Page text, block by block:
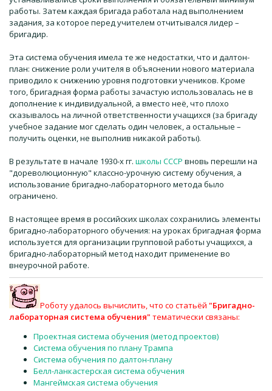
работы. Затем каждая бригада работала над выполнением
задания, за которое перед учителем отчитывался лидер –
бригадир.
Эта система обучения имела те же недостатки, что и далтон-
план: снижение роли учителя в объяснении нового материала
приводило к снижению уровня подготовки учеников. Кроме
того, бригадная форма работы зачастую использовалась не в
дополнение к индивидуальной, а вместо неё, что плохо
сказывалось на личной ответственности учащихся (за бригаду
учебное задание мог сделать один человек, а остальные –
получить оценки, не выполнив никакой работы).
В результате в начале 1930-х гг. школы СССР вновь перешли на
"дореволюционную" классно-урочную систему обучения, а
использование бригадно-лабораторного метода было
ограничено.
В настоящее время в российских школах сохранились элементы
бригадно-лабораторного обучения: на уроках бригадная форма
используется для организации групповой работы учащихся, а
бригадно-лабораторный метод находит применение во
внеурочной работе.
Роботу удалось вычислить, что со статьёй "Бригадно-
лабораторная система обучения" тематически связаны:
Проектная система обучения (метод проектов)
Система обучения по плану Трампа
Система обучения по далтон-плану
Белл-ланкастерская система обучения
Мангеймская система обучения